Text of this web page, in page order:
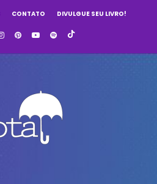
CONTATO DIVULGUE SEU LIVRO!